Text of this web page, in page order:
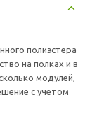
полиэстера
на полках и в
модулей,
с учетом